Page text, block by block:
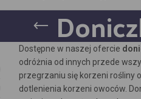
Dostępne w naszej ofercie
odróżnia od innych przede
przegrzaniu się korzeni rośliny
dotlenienia korzeni owoców.